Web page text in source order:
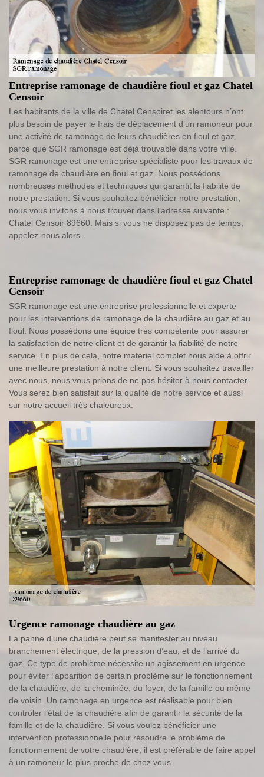
Entreprise ramonage de chaudière fioul et gaz Chatel
Censoir
Les habitants de la ville de Chatel Censoiret les alentours n’ont
plus besoin de payer le frais de déplacement d’un ramoneur pour
une activité de ramonage de leurs chaudières en fioul et gaz
parce que SGR ramonage est déjà trouvable dans votre ville.
SGR ramonage est une entreprise spécialiste pour les travaux de
ramonage de chaudière en fioul et gaz. Nous possédons
nombreuses méthodes et techniques qui garantit la fiabilité de
notre prestation. Si vous souhaitez bénéficier notre prestation,
nous vous invitons à nous trouver dans l’adresse suivante :
Chatel Censoir 89660. Mais si vous ne disposez pas de temps,
appelez-nous alors.
Entreprise ramonage de chaudière fioul et gaz Chatel
Censoir
SGR ramonage est une entreprise professionnelle et experte
pour les interventions de ramonage de la chaudière au gaz et au
fioul. Nous possédons une équipe très compétente pour assurer
la satisfaction de notre client et de garantir la fiabilité de notre
service. En plus de cela, notre matériel complet nous aide à offrir
une meilleure prestation à notre client. Si vous souhaitez travailler
avec nous, nous vous prions de ne pas hésiter à nous contacter.
Vous serez bien satisfait sur la qualité de notre service et aussi
sur notre accueil très chaleureux.
Urgence ramonage chaudière au gaz
La panne d’une chaudière peut se manifester au niveau
branchement électrique, de la pression d’eau, et de l’arrivé du
gaz. Ce type de problème nécessite un agissement en urgence
pour éviter l’apparition de certain problème sur le fonctionnement
de la chaudière, de la cheminée, du foyer, de la famille ou même
de voisin. Un ramonage en urgence est réalisable pour bien
contrôler l’état de la chaudière afin de garantir la sécurité de la
famille et de la chaudière. Si vous voulez bénéficier une
intervention professionnelle pour résoudre le problème de
fonctionnement de votre chaudière, il est préférable de faire appel
à un ramoneur le plus proche de chez vous.